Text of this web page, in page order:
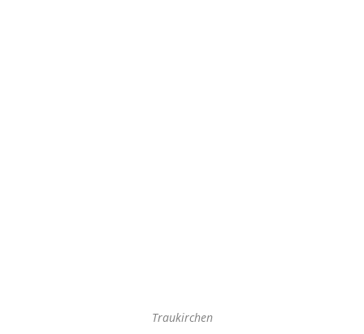
Traukirchen